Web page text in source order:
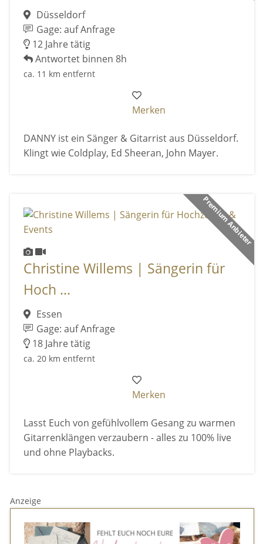
Düsseldorf
Gage: auf Anfrage
12 Jahre tätig
Antwortet binnen 8h
ca. 11 km entfernt
Merken
DANNY ist ein Sänger & Gitarrist aus Düsseldorf.
Klingt wie Coldplay, Ed Sheeran, John Mayer.
Premium Anbieter
Christine Willems | Sängerin für
Hoch ...
Essen
Gage: auf Anfrage
18 Jahre tätig
ca. 20 km entfernt
Merken
Lasst Euch von gefühlvollem Gesang zu warmen
Gitarrenklängen verzaubern - alles zu 100% live
und ohne Playbacks.
Anzeige